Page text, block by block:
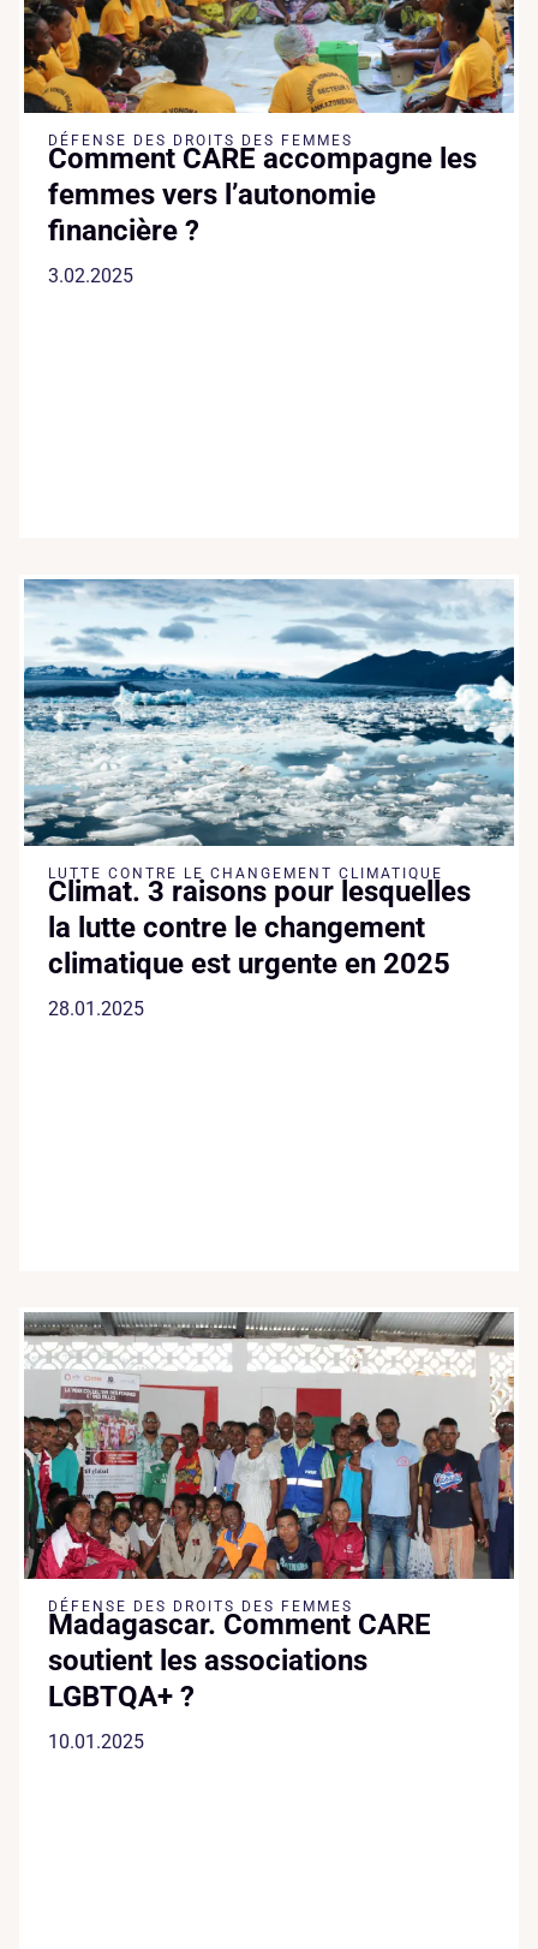
DÉFENSE DES DROITS DES FEMMES
Comment CARE accompagne les
femmes vers l’autonomie
financière ?
3.02.2025
LUTTE CONTRE LE CHANGEMENT CLIMATIQUE
Climat. 3 raisons pour lesquelles
la lutte contre le changement
climatique est urgente en 2025
28.01.2025
DÉFENSE DES DROITS DES FEMMES
Madagascar. Comment CARE
soutient les associations
LGBTQA+ ?
10.01.2025